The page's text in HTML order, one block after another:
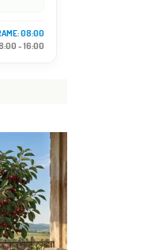
08:00
- 16:00